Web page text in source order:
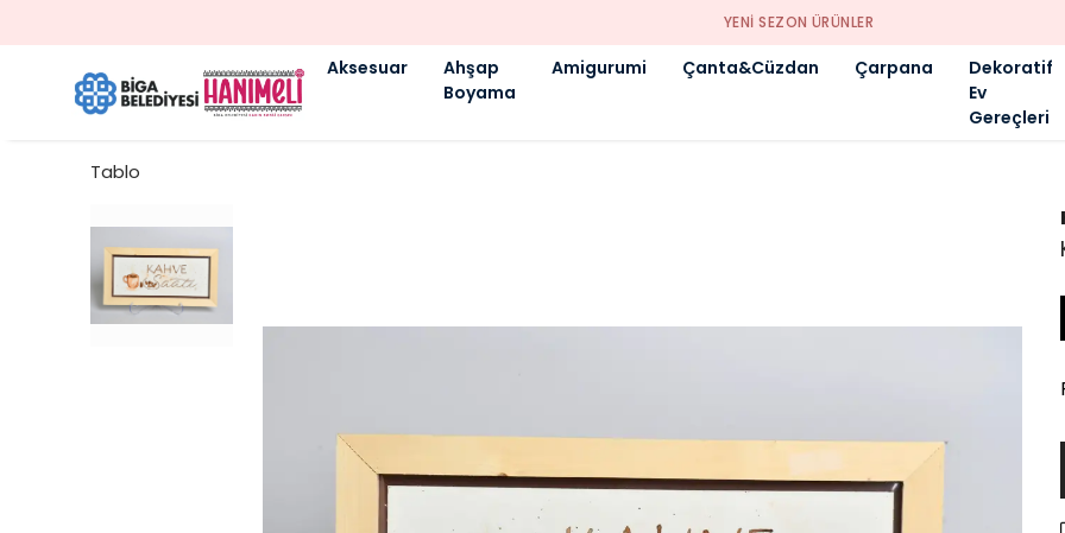
YENI SEZON ÜRÜNLER
Aksesuar
Ahşap
Boyama
Amigurumi Çanta&Cüzdan Çarpana
Dekoratif
Ev
Gereçleri
Tablo